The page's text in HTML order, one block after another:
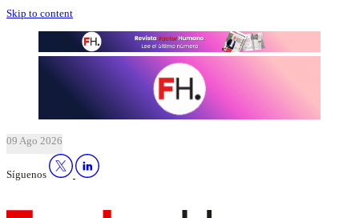
Skip to content
09 Ago 2026
Síguenos